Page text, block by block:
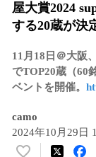
屋大賞2024
する20蔵が決
11月18日＠大阪
でTOP20蔵（60
ベントを開催。
camo
2024年10月29日